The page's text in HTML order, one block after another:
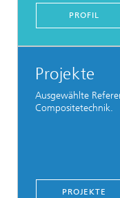
PROFIL
Projekte
Ausgewählte
Compositetechnik.
PROJEKTE